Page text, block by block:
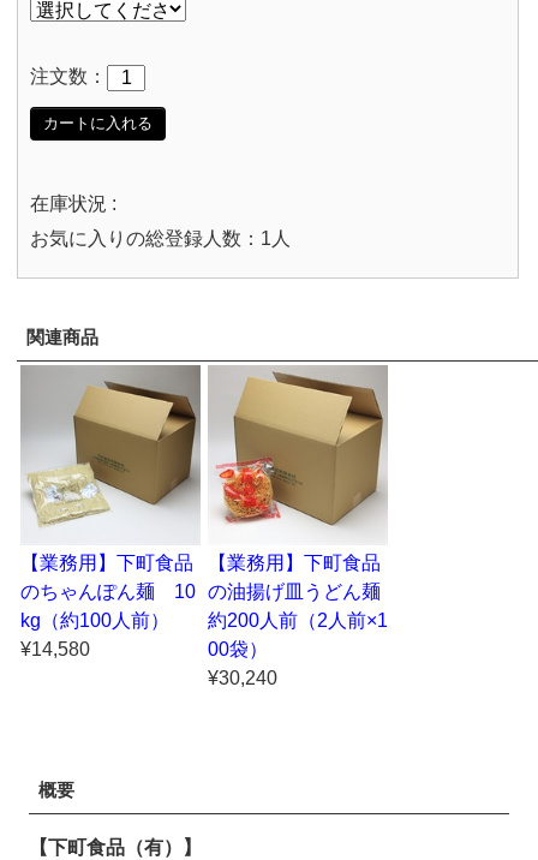
注文数：
カートに入れる
在庫状況 :
お気に入りの総登録人数：1人
関連商品
【業務用】下町食品
のちゃんぽん麺 10
kg（約100人前）
¥14,580
【業務用】下町食品
の油揚げ皿うどん麺
約200人前（2人前×1
00袋）
¥30,240
概要
【下町食品（有）】